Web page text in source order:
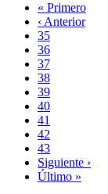
Paginación
Primera
página
« Primero
Página
anterior
‹ Anterior
Page
35
Page
36
Page
37
Page
38
Página
actual
39
Page
40
Page
41
Page
42
Page
43
Siguiente
página
Siguiente ›
Última
Último »